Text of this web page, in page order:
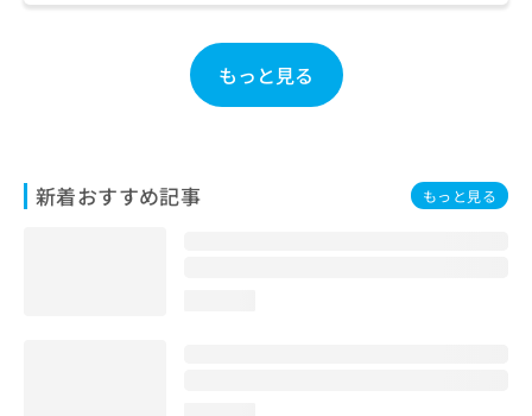
もっと見る
新着おすすめ記事 もっと見る
こ
ち